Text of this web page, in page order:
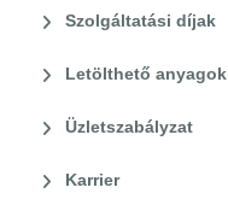
Szolgáltatási díjak
Letölthető anyagok
Üzletszabályzat
Karrier